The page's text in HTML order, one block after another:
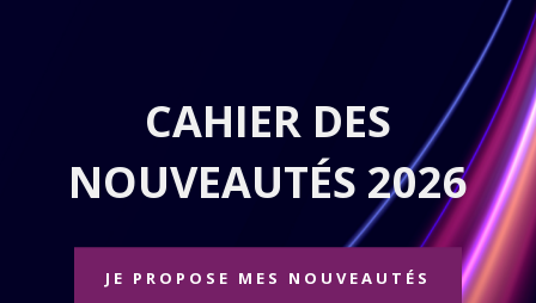
CAHIER DES
NOUVEAUTÉS 2026
JE PROPOSE MES NOUVEAUTÉS